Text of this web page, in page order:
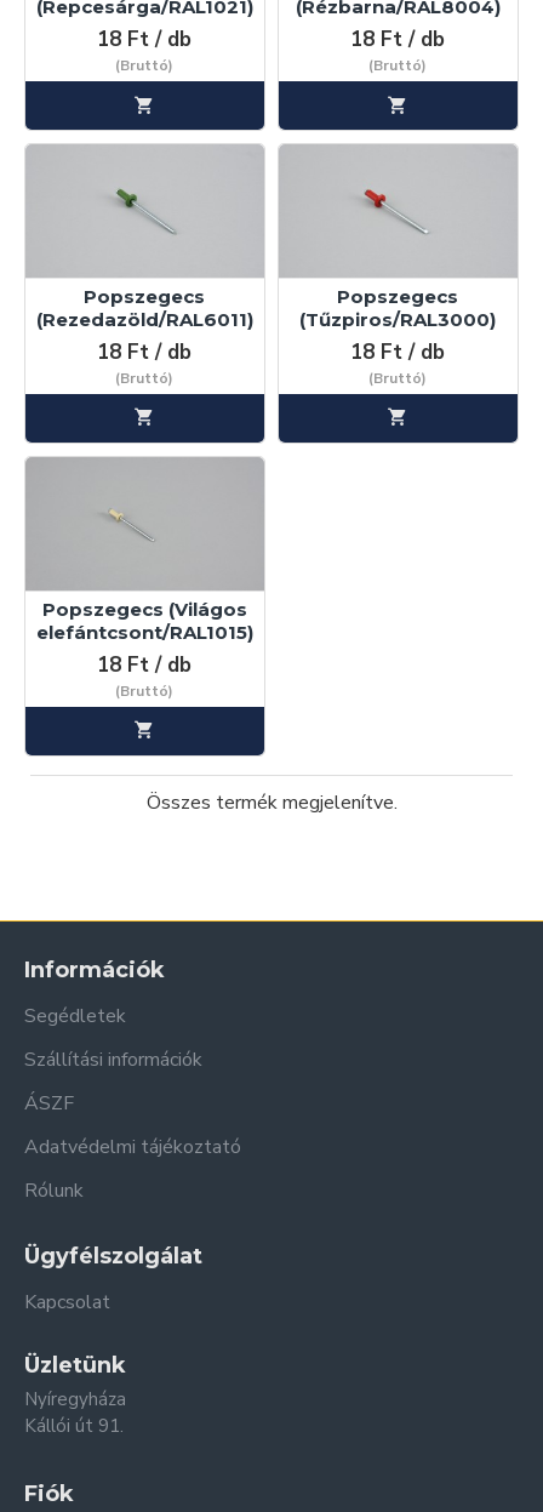
(Repcesárga/RAL1021)
18 Ft / db
(Bruttó)
(Rézbarna/RAL8004)
18 Ft / db
(Bruttó)
Popszegecs
(Rezedazöld/RAL6011)
18 Ft / db
(Bruttó)
Popszegecs
(Tűzpiros/RAL3000)
18 Ft / db
(Bruttó)
Popszegecs (Világos
elefántcsont/RAL1015)
18 Ft / db
(Bruttó)
Összes termék megjelenítve.
Információk
Segédletek
Szállítási információk
ÁSZF
Adatvédelmi tájékoztató
Rólunk
Ügyfélszolgálat
Kapcsolat
Üzletünk
Nyíregyháza
Kállói út 91.
Fiók